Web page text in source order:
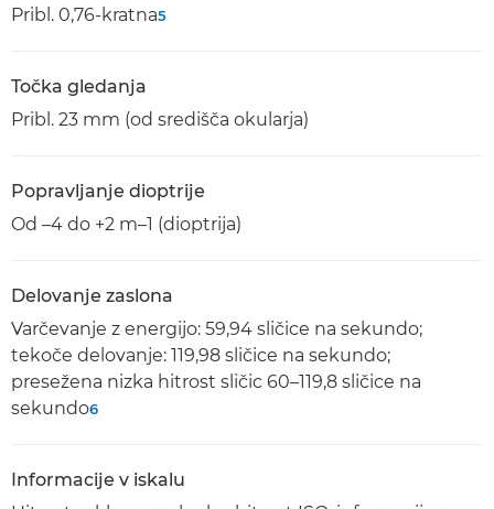
Pribl. 0,76-kratna5
Točka gledanja
Pribl. 23 mm (od središča okularja)
Popravljanje dioptrije
Od –4 do +2 m–1 (dioptrija)
Delovanje zaslona
Varčevanje z energijo: 59,94 sličice na sekundo;
tekoče delovanje: 119,98 sličice na sekundo;
presežena nizka hitrost sličic 60–119,8 sličice na
sekundo6
Informacije v iskalu